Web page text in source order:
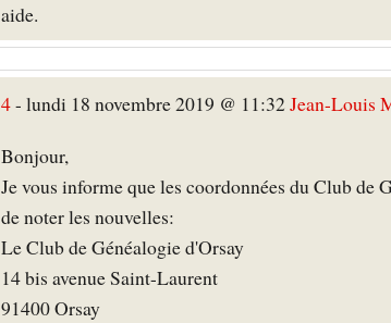
aide.
4- lundi 18 novembre 2019 @ 11:32Jean-Louis
Bonjour,
Je vous informe que les coordonnées du Club de
de noter les nouvelles:
Le Club de Généalogie d'Orsay
14 bis avenue Saint-Laurent
91400 Orsay